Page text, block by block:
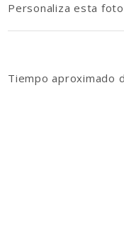
Personaliza esta
Tiempo aproximado